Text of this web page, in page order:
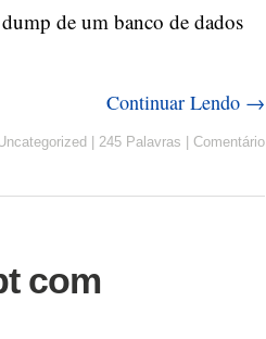
de um banco de dados
Continuar Lendo →
245 Palavras Comentário
com